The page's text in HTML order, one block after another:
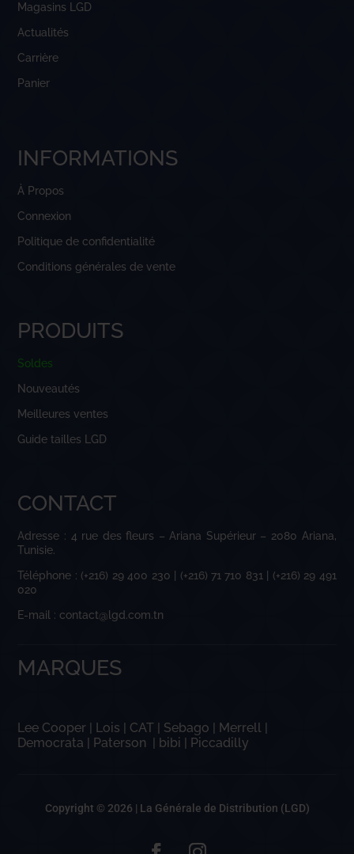
Magasins LGD
Actualités
Carrière
Panier
INFORMATIONS
À Propos
Connexion
Politique de confidentialité
Conditions générales de vente
PRODUITS
Soldes
Nouveautés
Meilleures ventes
Guide tailles LGD
CONTACT
Adresse : 4 rue des fleurs – Ariana Supérieur – 2080 Ariana,
Tunisie.
Téléphone : (+216) 29 400 230 | (+216) 71 710 831 | (+216) 29 491
020
E-mail : contact@lgd.com.tn
MARQUES
Lee Cooper Lois CAT Sebago Merrell
Democrata
Paterson bibi Piccadilly
Copyright © 2026 | La Générale de Distribution (LGD)